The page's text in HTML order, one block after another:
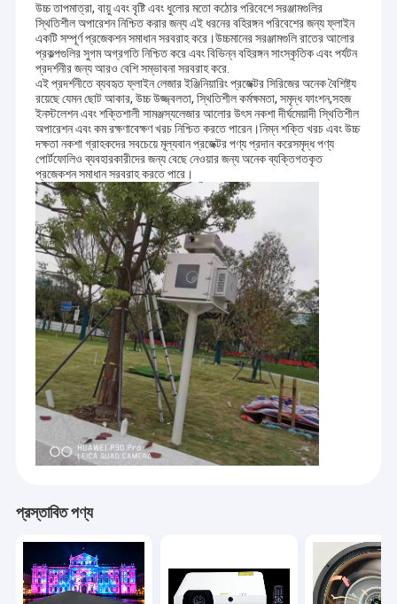
বাড়ি
পণ্য
আমাদের সম্পর্কে
কারখানা ভ্রমণ
মান নিয়ন্ত্রণ
যোগাযোগ করুন
খবর
মামলা
বড় ভেন্যু প্রজেক্টর
চার্চ ভিডিও প্রজেক্টর
উচ্চ তাপমাত্রা, বায়ু এবং বৃষ্টি এবং ধুলোর মতো কঠোর পরিবেশে সরঞ্জামগুলির
স্থিতিশীল অপারেশন নিশ্চিত করার জন্য এই ধরনের বহিরঙ্গন পরিবেশের জন্য ফ্লাইন
একটি সম্পূর্ণ প্রজেকশন সমাধান সরবরাহ করে।উচ্চমানের সরঞ্জামগুলি রাতের আলোর
প্রকল্পগুলির সুগম অগ্রগতি নিশ্চিত করে এবং বিভিন্ন বহিরঙ্গন সাংস্কৃতিক এবং পর্যটন
প্রদর্শনীর জন্য আরও বেশি সম্ভাবনা সরবরাহ করে.
এই প্রদর্শনীতে ব্যবহৃত ফ্লাইন লেজার ইঞ্জিনিয়ারিং প্রজেক্টর সিরিজের অনেক বৈশিষ্ট্য
রয়েছে যেমন ছোট আকার, উচ্চ উজ্জ্বলতা, স্থিতিশীল কর্মক্ষমতা, সমৃদ্ধ ফাংশন,সহজ
ইনস্টলেশন এবং শক্তিশালী সামঞ্জস্যলেজার আলোর উৎস নকশা দীর্ঘমেয়াদী স্থিতিশীল
অপারেশন এবং কম রক্ষণাবেক্ষণ খরচ নিশ্চিত করতে পারেন।নিম্ন শক্তি খরচ এবং উচ্চ
দক্ষতা নকশা গ্রাহকদের সবচেয়ে মূল্যবান প্রজেক্টর পণ্য প্রদান করেসমৃদ্ধ পণ্য
পোর্টফোলিও ব্যবহারকারীদের জন্য বেছে নেওয়ার জন্য অনেক ব্যক্তিগতকৃত
প্রজেকশন সমাধান সরবরাহ করতে পারে।
প্রস্তাবিত পণ্য
Shenzhen Flyin প্রযুক্তি কোং, লিমিটেড একটি আধুনিক উচ্চ প্রযুক্তির উদ্যোগ।পণ্য
উন্নয়ন, উত্পাদন এবং বিক্রয় সঙ্গে একীভূত করা.আমাদের কোম্পানিটি ডিসেম্বর 2013 সালে
প্রতিষ্ঠিত হয়েছিল, এবং একই বছরে FLYIN ব্র্যান্ডটি সফলভাবে নিবন্ধিত হয়েছিল।ডিসেম্বর
2013 সালে, আমাদের কোম্পানি গুয়াংডংয়ের শেনজেনে তার নিজস্ব কারখানা স্থাপন করে।
সময়ের প্রবণতা এবং গ্রাহকদের চাহিদার উপর ভিত্তি করে, আমাদের কোম্পানি মূল প্রযুক্তির
উদ্ভাবন এবং বিকাশের উপর দৃষ্টি নিবদ্ধ করে, যাতে ইতিমধ্যেই স্বাধীনভাবে লেজার লাইট সোর্স
সিরিজ প্রজেক্টর সহ 3LCD ডিসপ্লে প্রযুক্তি এবং LED লাইট সোর্স সিরিজ প্রজেক্টর সহ
DLP ডিসপ্লে প্রযুক্তি তৈরি করা হয়েছে।